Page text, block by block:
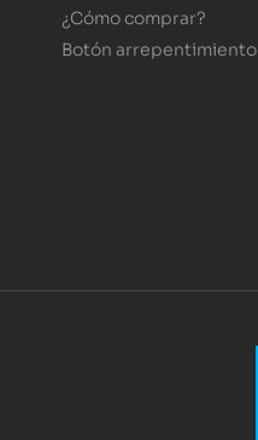
¿Cómo comprar?
Botón arrepentimiento